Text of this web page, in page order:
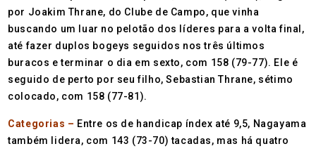
por Joakim Thrane, do Clube de Campo, que vinha
buscando um luar no pelotão dos líderes para a volta final,
até fazer duplos bogeys seguidos nos três últimos
buracos e terminar o dia em sexto, com 158 (79-77). Ele é
seguido de perto por seu filho, Sebastian Thrane, sétimo
colocado, com 158 (77-81).
Categorias – Entre os de handicap índex até 9,5, Nagayama
também lidera, com 143 (73-70) tacadas, mas há quatro